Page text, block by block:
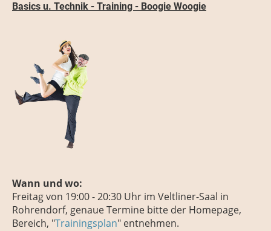
Basics u. Technik - Training - Boogie Woogie
Wann und wo:
Freitagvon 19:00 - 20:30 Uhr im Veltliner-Saal in
Rohrendorf, genaue Termine bitte der Homepage,
Bereich, "Trainingsplan" entnehmen.